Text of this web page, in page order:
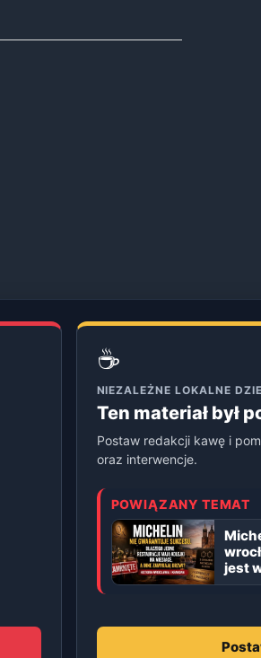
☕
NIEZALEŻNE LOKALNE
Ten materiał był
Postaw redakcji kawę i
oraz interwencje.
POWIĄZANY TEMAT
jest